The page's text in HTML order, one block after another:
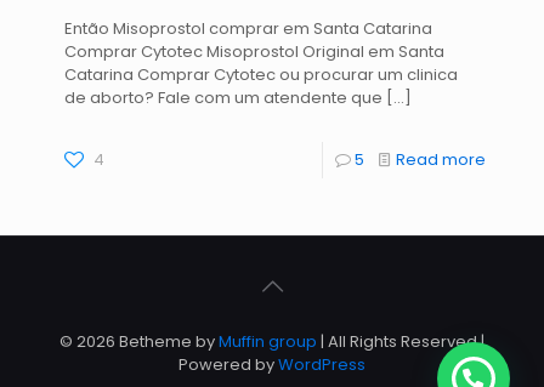
Então Misoprostol comprar em Santa Catarina
Comprar Cytotec Misoprostol Original em Santa
Catarina Comprar Cytotec ou procurar um clinica
de aborto? Fale com um atendente que […]
4 5 Read more
© 2026 Betheme byMuffin group | All Rights Reserved |
Powered byWordPress